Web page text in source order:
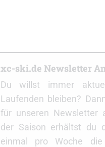
xc-ski.de Newsletter
Du willst immer
Laufenden bleiben?
für unseren Newsletter
der Saison erhältst du
einmal pro Woche die